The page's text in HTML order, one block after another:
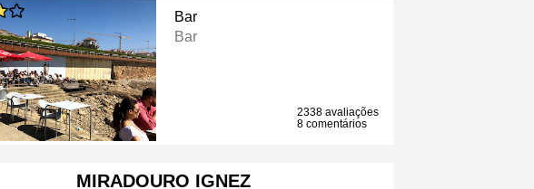
Bar
Bar
2338 avaliações
8 comentários
MIRADOURO IGNEZ